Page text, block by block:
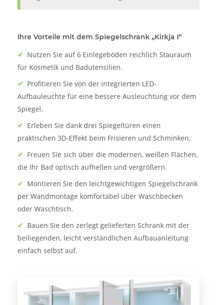
Ihre Vorteile mit dem Spiegelschrank „Kirkja I“
✔ Nutzen Sie auf 6 Einlegeböden reichlich Stauraum
für Kosmetik und Badutensilien.
✔ Profitieren Sie von der integrierten LED-
Aufbauleuchte für eine bessere Ausleuchtung vor dem
Spiegel.
✔ Erleben Sie dank drei Spiegeltüren einen
praktischen 3D-Effekt beim Frisieren und Schminken.
✔ Freuen Sie sich über die modernen, weißen Flächen,
die Ihr Bad optisch aufhellen und vergrößern.
✔ Montieren Sie den leichtgewichtigen Spiegelschrank
per Wandmontage komfortabel über Waschbecken
oder Waschtisch.
✔ Bauen Sie den zerlegt gelieferten Schrank mit der
beiliegenden, leicht verständlichen Aufbauanleitung
einfach selbst auf.